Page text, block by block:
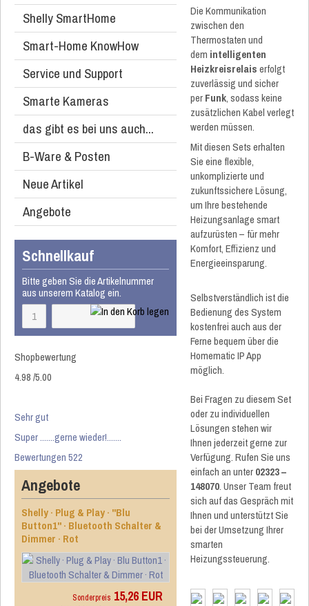
Shelly SmartHome
Smart-Home KnowHow
Service und Support
Smarte Kameras
das gibt es bei uns auch...
B-Ware & Posten
Neue Artikel
Angebote
Schnellkauf
Bitte geben Sie die Artikelnummer
aus unserem Katalog ein.
Shopbewertung
4.98/5.00
Sehr gut
Super .......gerne wieder!.......
Bewertungen 522
Angebote
Shelly · Plug & Play · "Blu
Button1" · Bluetooth Schalter &
Dimmer · Rot
Sonderpreis 15,26 EUR
Die Kommunikation
zwischen den
Thermostaten und
dem intelligenten
Heizkreisrelaiserfolgt
zuverlässig und sicher
perFunk, sodass keine
zusätzlichen Kabel verlegt
werden müssen.
Mit diesen Sets erhalten
Sie eine flexible,
unkomplizierte und
zukunftssichere Lösung,
um Ihre bestehende
Heizungsanlage smart
aufzurüsten – für mehr
Komfort, Effizienz und
Energieeinsparung.
Selbstverständlich ist die
Bedienung des System
kostenfrei auch aus der
Ferne bequem über die
Homematic IP App
möglich.
Bei Fragen zu diesem Set
oder zu individuellen
Lösungen stehen wir
Ihnen jederzeit gerne zur
Verfügung. Rufen Sie uns
einfach an unter02323 –
148070. Unser Team freut
sich auf das Gespräch mit
Ihnen und unterstützt Sie
bei der Umsetzung Ihrer
smarten
Heizungssteuerung.